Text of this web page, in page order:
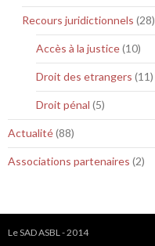
Recours juridictionnels (28)
Accès à la justice(10)
Droit des etrangers (11)
Droit pénal (5)
Actualité(88)
Associations partenaires (2)
Le SAD ASBL - 2014